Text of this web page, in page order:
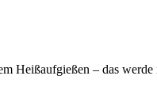
Heißaufgießen – das